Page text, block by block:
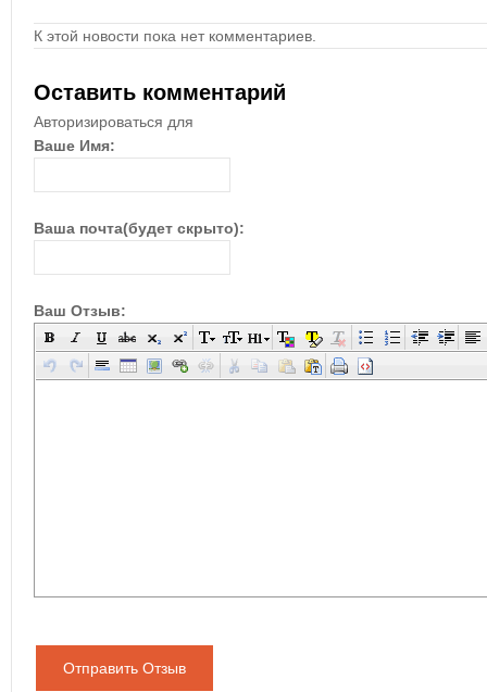
К этой новости пока нет комментариев.
Оставить комментарий
Авторизироваться для
Ваше Имя:
Ваша почта(будет скрыто):
Ваш Отзыв:
Отправить Отзыв